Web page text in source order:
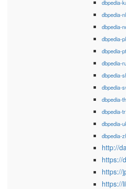
dbpedia-
dbpedia-nl
dbpedia-
dbpedia-pl
dbpedia-pt
dbpedia-
dbpedia-
dbpedia-
dbpedia-th
dbpedia-tr
dbpedia-
dbpedia-
http://
https://
https://
https://